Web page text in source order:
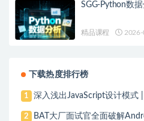
SGG-Python数
精品课程
下载热度排行榜
1 深入浅出JavaScript设计模式
2
BAT大厂面试官全面破解